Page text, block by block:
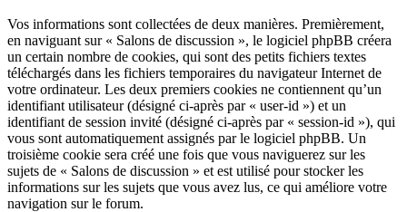
Vos informations sont collectées de deux manières. Premièrement,
en naviguant sur « Salons de discussion », le logiciel phpBB créera
un certain nombre de cookies, qui sont des petits fichiers textes
téléchargés dans les fichiers temporaires du navigateur Internet de
votre ordinateur. Les deux premiers cookies ne contiennent qu’un
identifiant utilisateur (désigné ci-après par « user-id ») et un
identifiant de session invité (désigné ci-après par « session-id »), qui
vous sont automatiquement assignés par le logiciel phpBB. Un
troisième cookie sera créé une fois que vous naviguerez sur les
sujets de « Salons de discussion » et est utilisé pour stocker les
informations sur les sujets que vous avez lus, ce qui améliore votre
navigation sur le forum.